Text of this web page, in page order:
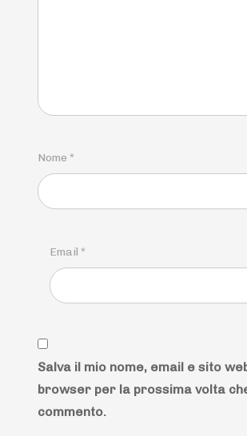
Nome *
Email *
Salva il mio nome, email e sito
browser per la prossima volta
commento.